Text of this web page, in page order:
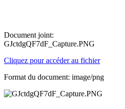
Document joint:
GJctdgQF7dF_Capture.PNG
Cliquez pour accéder au fichier
Format du document: image/png